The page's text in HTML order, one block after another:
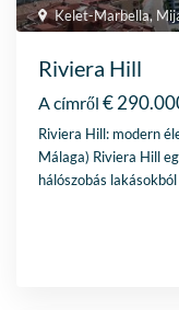
Kelet-Marbella,
Riviera Hill
A címről €
Riviera Hill: modern
Málaga) Riviera Hill
hálószobás